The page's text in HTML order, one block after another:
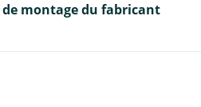
de montage du fabricant